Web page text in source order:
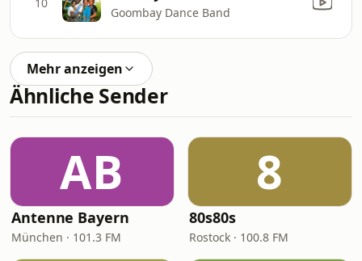
Goombay Dance Band
Mehr anzeigen
Ähnliche Sender
AB
Antenne Bayern
München · 101.3 FM
8
80s80s
Rostock · 100.8 FM